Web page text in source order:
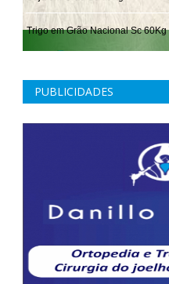
PUBLICIDADES